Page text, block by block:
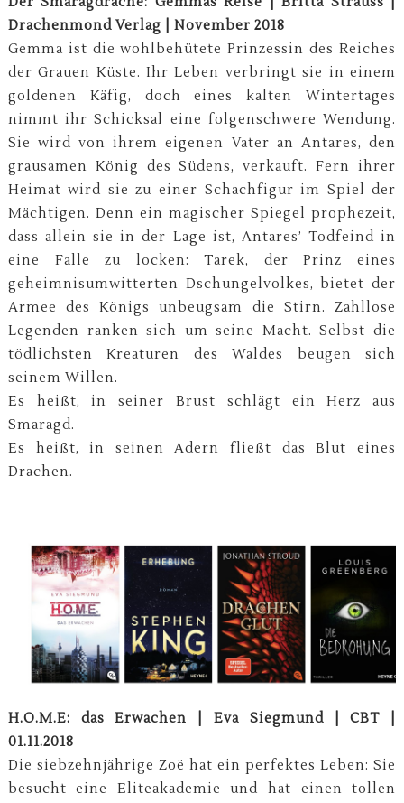
Drachenmond Verlag | November 2018
Gemma ist die wohlbehütete Prinzessin des Reiches
der Grauen Küste. Ihr Leben verbringt sie in einem
goldenen Käfig, doch eines kalten Wintertages
nimmt ihr Schicksal eine folgenschwere Wendung.
Sie wird von ihrem eigenen Vater an Antares, den
grausamen König des Südens, verkauft. Fern ihrer
Heimat wird sie zu einer Schachfigur im Spiel der
Mächtigen. Denn ein magischer Spiegel prophezeit,
dass allein sie in der Lage ist, Antares’ Todfeind in
eine Falle zu locken: Tarek, der Prinz eines
geheimnisumwitterten Dschungelvolkes, bietet der
Armee des Königs unbeugsam die Stirn. Zahllose
Legenden ranken sich um seine Macht. Selbst die
tödlichsten Kreaturen des Waldes beugen sich
seinem Willen.
Es heißt, in seiner Brust schlägt ein Herz aus
Smaragd.
Es heißt, in seinen Adern fließt das Blut eines
Drachen.
H.O.M.E: das Erwachen | Eva Siegmund | CBT |
01.11.2018
Die siebzehnjährige Zoë hat ein perfektes Leben: Sie
besucht eine Eliteakademie und hat einen tollen